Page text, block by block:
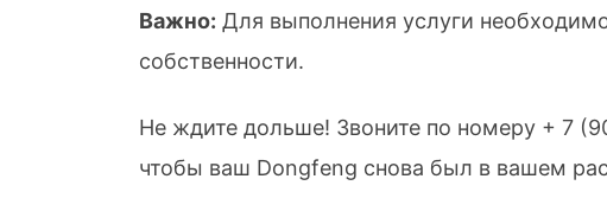
Важно: Для выполнения услуги
собственности.
Не ждите дольше! Звоните по номеру + 7
чтобы ваш Dongfeng снова был в вашем